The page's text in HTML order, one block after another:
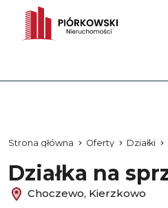
Strona główna Oferty Działki
Działka na
Choczewo, Kierzkowo